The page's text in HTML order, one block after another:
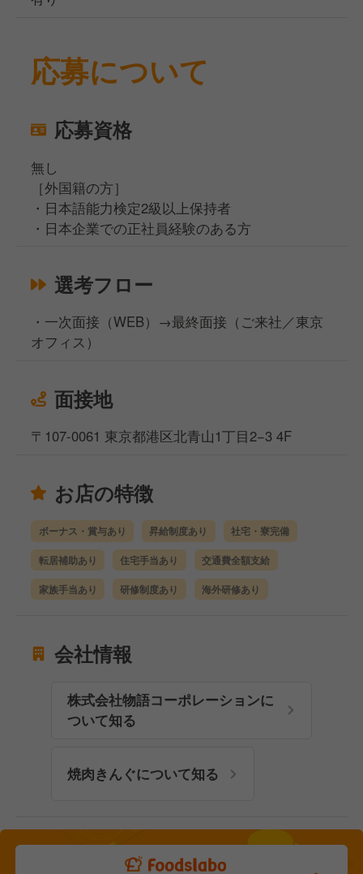
応募について
応募資格
無し
［外国籍の方］
・日本語能力検定2級以上保持者
・日本企業での正社員経験のある方
選考フロー
・一次面接（WEB）→最終面接（ご来社／東京
オフィス）
面接地
〒107-0061 東京都港区北青山1丁目2−3 4F
お店の特徴
ボーナス・賞与あり 昇給制度あり 社宅・寮完備
転居補助あり 住宅手当あり 交通費全額支給
家族手当あり 研修制度あり 海外研修あり
会社情報
株式会社物語コーポレーションに
ついて知る
焼肉きんぐについて知る